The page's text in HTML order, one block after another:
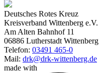
Deutsches Rotes Kreuz
Kreisverband Wittenberg e.V.
Am Alten Bahnhof 11
06886 Lutherstadt Wittenberg
Telefon: 03491 465-0
Mail: drk@drk-wittenberg.de
made with